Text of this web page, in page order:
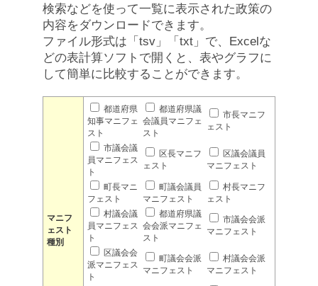
検索などを使って一覧に表示された政策の
内容をダウンロードできます。
ファイル形式は「tsv」「txt」で、Excelな
どの表計算ソフトで開くと、表やグラフに
して簡単に比較することができます。
マニフ
ェスト
種別
都道府県
知事マニフェ
スト
都道府県議
会議員マニフェ
スト
市長マニフ
ェスト
市議会議
員マニフェス
ト
区長マニフ
ェスト
区議会議員
マニフェスト
町長マニ
フェスト
町議会議員
マニフェスト
村長マニフ
ェスト
村議会議
員マニフェス
ト
都道府県議
会会派マニフェ
スト
市議会会派
マニフェスト
区議会会
派マニフェス
ト
町議会会派
マニフェスト
村議会会派
マニフェスト